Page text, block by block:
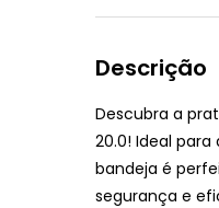
Descrição
Descubra a
20.0! Ideal para
bandeja é
segurança e